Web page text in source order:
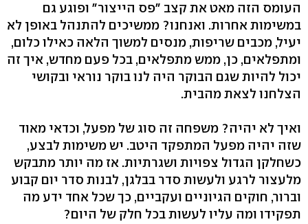
העומס הזה מאט את קצב "פס הייצור" ופוגע גם
במשימות אחרות. ואנחנו? ממשיכים להתנהל באופן לא
יעיל, מכבים שריפות, מנסים למשוך הלאה כאילו כלום,
ומתפלאים, כן, ממש מתפלאים, בכל פעם מחדש, איך זה
יכול להיות שגם הבוקר היה לנו בוקר נוראי ובקושי
הצלחנו לצאת מהבית.
ואיך לא יהיה? משפחה זה סוג של מפעל, וכדאי מאוד
שזה יהיה מפעל המתפקד היטב. יש משימות לבצע,
כשחלקן הגדול צפויות ושגרתיות. אז מה יותר מתבקש
מלעצור לרגע ולעשות סדר בבלגן, לבנות סדר יום קבוע
וברור, חוקים הגיוניים ועקביים, כך שכל אחד ידע מה
תפקידו ומה עליו לעשות בכל חלק של היום?